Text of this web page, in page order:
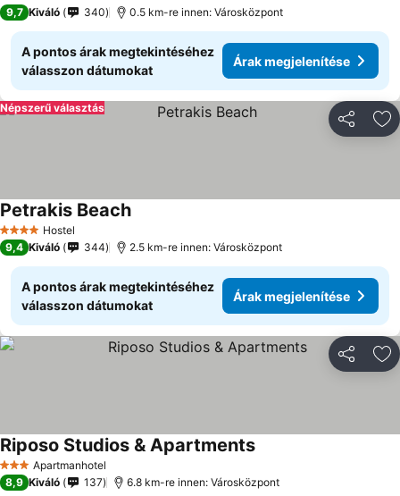
9,7 Kiváló 340 0.5 km-re innen: Városközpont
A pontos árak megtekintéséhez
válasszon dátumokat
Árak megjelenítése
Népszerű választás
4 KategóriaHostel
Petrakis Beach
9,4 Kiváló 344 2.5 km-re innen: Városközpont
A pontos árak megtekintéséhez
válasszon dátumokat
Árak megjelenítése
3 KategóriaApartmanhotel
Riposo Studios & Apartments
8,9 Kiváló 137 6.8 km-re innen: Városközpont